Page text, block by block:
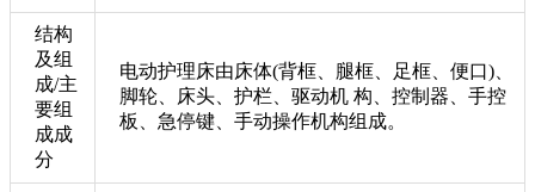
结构
及组
成/主
要组
成成
分
电动护理床由床体(背框、腿框、足框、便口)、
脚轮、床头、护栏、驱动机 构、控制器、手控
板、急停键、手动操作机构组成。